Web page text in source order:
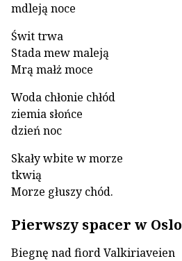
mdleją noce
Świt trwa
Stada mew maleją
Mrą małż moce
Woda chłonie chłód
ziemia słońce
dzień noc
Skały wbite w morze
tkwią
Morze głuszy chód.
Pierwszy spacer w Oslo
Biegnę nad fiord Valkiriaveien